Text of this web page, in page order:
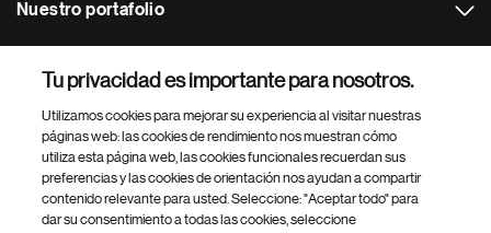
Nuestro portafolio
Footer Site Search
Tu privacidad es importante para nosotros.
Utilizamos cookies para mejorar su experiencia al visitar nuestras
páginas web: las cookies de rendimiento nos muestran cómo
utiliza esta página web, las cookies funcionales recuerdan sus
preferencias y las cookies de orientación nos ayudan a compartir
contenido relevante para usted. Seleccione: "Aceptar todo" para
dar su consentimiento a todas las cookies, seleccione